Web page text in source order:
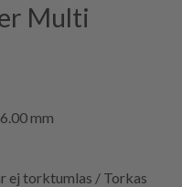
Multi
mm
ej torktumlas / Torkas